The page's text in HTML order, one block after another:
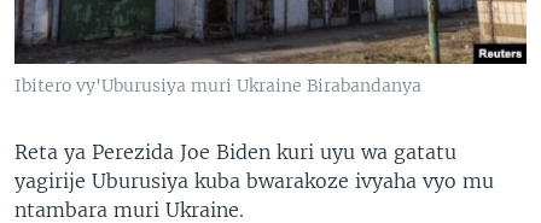
Ibitero vy'Uburusiya muri Ukraine Birabandanya
Reta ya Perezida Joe Biden kuri uyu wa gatatu
yagirije Uburusiya kuba bwarakoze ivyaha vyo mu
ntambara muri Ukraine.